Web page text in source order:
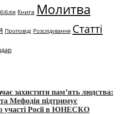
Книга Молитва
Проповіді Розслідування Статті
захистити пам’ять людства:
Мефодія підтримує
участі Росії в ЮНЕСКО